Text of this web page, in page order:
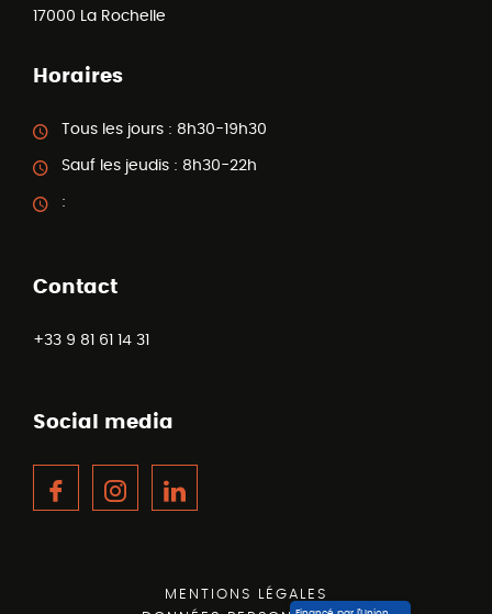
17000 La Rochelle
Horaires
Tous les jours : 8h30-19h30
Sauf les jeudis : 8h30-22h
:
Contact
+33 9 81 61 14 31
Social media
FacebookInstagram
MENTIONS LÉGALES